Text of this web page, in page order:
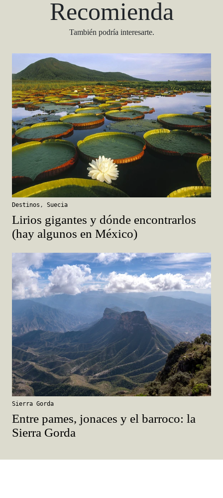
Recomienda
También podría interesarte.
Destinos , Suecia
Lirios gigantes y dónde encontrarlos
(hay algunos en México)
Sierra Gorda
Entre pames, jonaces y el barroco: la
Sierra Gorda